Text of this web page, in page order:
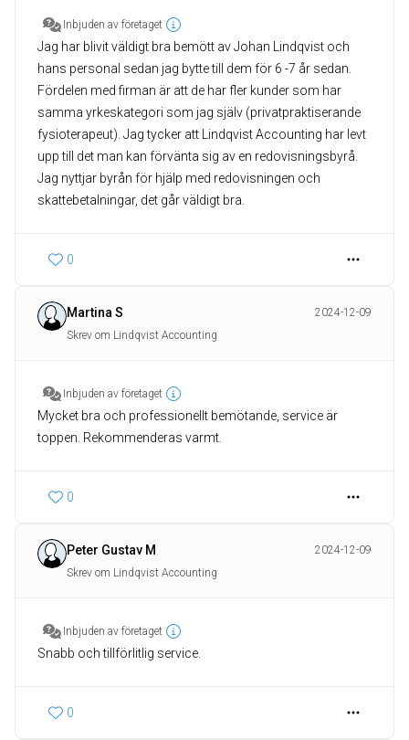
Inbjuden av företaget
Jag har blivit väldigt bra bemött av Johan Lindqvist och
hans personal sedan jag bytte till dem för 6 -7 år sedan.
Fördelen med firman är att de har fler kunder som har
samma yrkeskategori som jag själv (privatpraktiserande
fysioterapeut). Jag tycker att Lindqvist Accounting har levt
upp till det man kan förvänta sig av en redovisningsbyrå.
Jag nyttjar byrån för hjälp med redovisningen och
skattebetalningar, det går väldigt bra.
0
Martina S
2024-12-09
Skrev om Lindqvist Accounting
Inbjuden av företaget
Mycket bra och professionellt bemötande, service är
toppen. Rekommenderas varmt.
0
Peter Gustav M
2024-12-09
Skrev om Lindqvist Accounting
Inbjuden av företaget
Snabb och tillförlitlig service.
0